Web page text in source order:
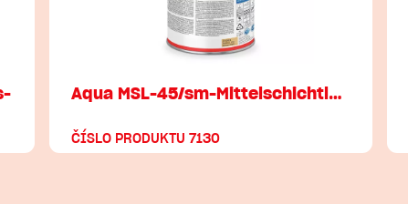
Aqua MSL-45/sm-Mittelschichtl…
ČÍSLO PRODUKTU 7130